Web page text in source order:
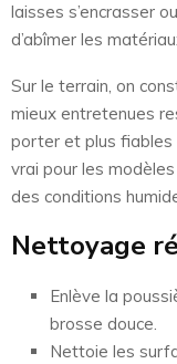
laisses s’encrasser
d’abîmer les
Sur le terrain, on
mieux entretenues
porter et plus fiables
vrai pour les
des conditions
Nettoyage
Enlève la
brosse douce.
Nettoie les